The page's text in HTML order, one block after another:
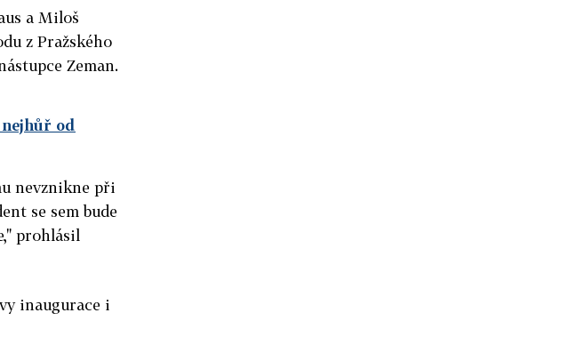
a Miloš
z Pražského
Zeman.
od
nevznikne při
se sem bude
prohlásil
inaugurace i